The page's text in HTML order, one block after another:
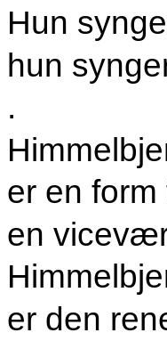
Hun
hun
.
er en
en
er den